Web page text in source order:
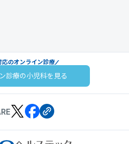
応のオンライン診療
診療の小児科を見る